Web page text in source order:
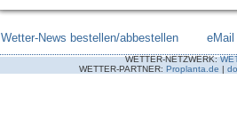
Wetter-News bestellen/abbestellen eMail
WETTER-NETZWERK:
WETTER-PARTNER: Proplanta.de |